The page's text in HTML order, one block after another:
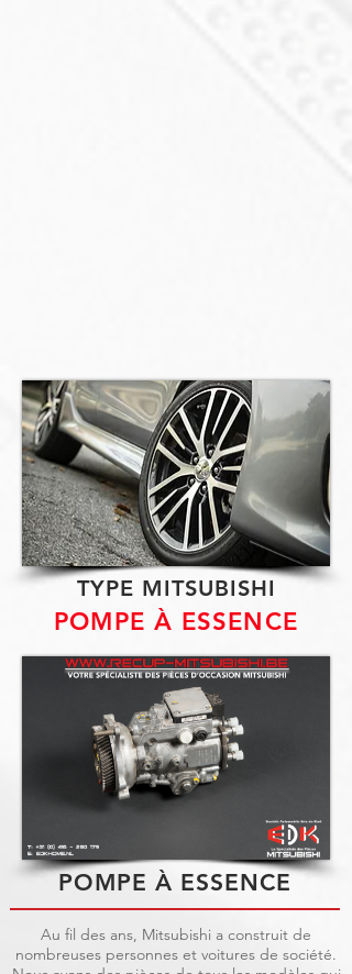
TYPE MITSUBISHI
POMPE À ESSENCE
POMPE À ESSENCE
Au fil des ans, Mitsubishi a construit de
nombreuses personnes et voitures de société.